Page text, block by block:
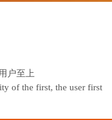
户至上
of the first, the user first